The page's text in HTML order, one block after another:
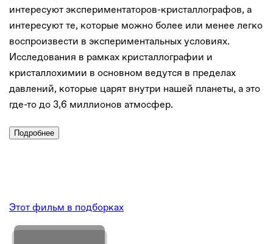
интересуют экспериментаторов-кристаллографов, а
интересуют те, которые можно более или менее легко
воспроизвести в экспериментальных условиях.
Исследования в рамках кристаллографии и
кристаллохимии в основном ведутся в пределах
давлений, которые царят внутри нашей планеты, а это
где-то до 3,6 миллионов атмосфер.
Подробнее
Этот фильм в подборках